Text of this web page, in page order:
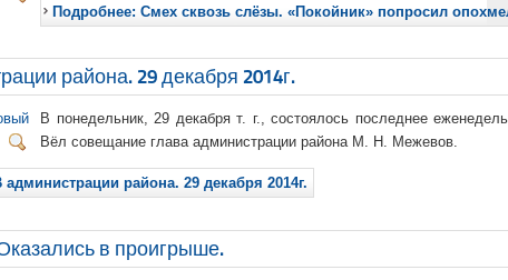
Подробнее: Смех сквозь слёзы. «Покойник» попросил
района. 29 декабря 2014г.
В понедельник, 29 декабря т. г., состоялось последнее
Вёл совещание глава администрации района М. Н. Межевов.
района. 29 декабря 2014г.
в проигрыше.